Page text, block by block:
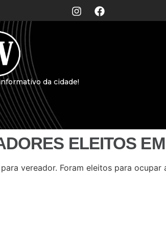
da cidade!
ELEITOS
vereador. Foram eleitos para ocupar